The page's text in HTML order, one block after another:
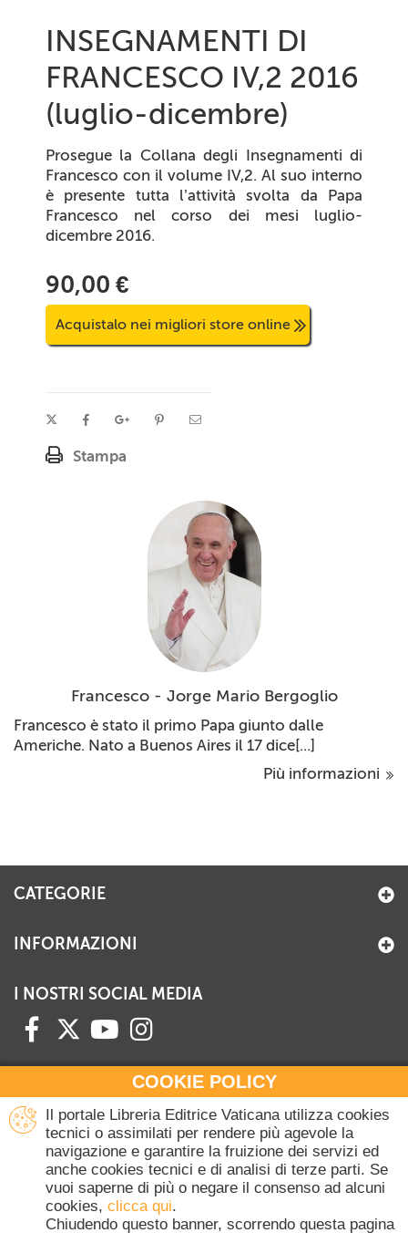
INSEGNAMENTI DI
FRANCESCO IV,2 2016
(luglio-dicembre)
Prosegue la Collana degli Insegnamenti di
Francesco con il volume IV,2. Al suo interno
è presente tutta l’attività svolta da Papa
Francesco nel corso dei mesi luglio-
dicembre 2016.
90,00 €
Acquistalo nei migliori store online
Stampa
Francesco - Jorge Mario Bergoglio
Francesco è stato il primo Papa giunto dalle
Americhe. Nato a Buenos Aires il 17 dice[...]
Più informazioni
COOKIE POLICY
Il portale Libreria Editrice Vaticana utilizza cookies
tecnici o assimilati per rendere più agevole la
navigazione e garantire la fruizione dei servizi ed
anche cookies tecnici e di analisi di terze parti. Se
vuoi saperne di più o negare il consenso ad alcuni
cookies, clicca qui.
Chiudendo questo banner, scorrendo questa pagina
CATEGORIE
INFORMAZIONI
I NOSTRI SOCIAL MEDIA
HAI BISOGNO DI INFORMAZIONI?
Contattaci all'Ufficio Commerciale
+39 06 698 45780
Lunedì-Giovedì 8-16.30
Venerdì 8-14
(Escluse festività Vaticane)